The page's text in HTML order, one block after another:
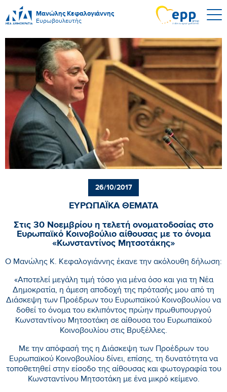
Μανώλης Κεφαλογιάννης
Ευρωβουλευτής
26/10/2017
ΕΥΡΩΠΑΪΚΑ ΘΕΜΑΤΑ
Στις 30 Νοεμβρίου η τελετή ονοματοδοσίας στο
Ευρωπαϊκό Κοινοβούλιο αίθουσας με το όνομα
«Κωνσταντίνος Μητσοτάκης»
Ο Μανώλης Κ. Κεφαλογιάννης έκανε την ακόλουθη δήλωση:
«Αποτελεί μεγάλη τιμή τόσο για μένα όσο και για τη Νέα
Δημοκρατία, η άμεση αποδοχή της πρότασής μου από τη
Διάσκεψη των Προέδρων του Ευρωπαϊκού Κοινοβουλίου να
δοθεί το όνομα του εκλιπόντος πρώην πρωθυπουργού
Κωνσταντίνου Μητσοτάκη σε αίθουσα του Ευρωπαϊκού
Κοινοβουλίου στις Βρυξέλλες.
Με την απόφασή της η Διάσκεψη των Προέδρων του
Ευρωπαϊκού Κοινοβουλίου δίνει, επίσης, τη δυνατότητα να
τοποθετηθεί στην είσοδο της αίθουσας και φωτογραφία του
Κωνσταντίνου Μητσοτάκη με ένα μικρό κείμενο.